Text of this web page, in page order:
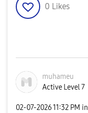
0 Likes
muhameu
Active Level 7
‎02-07-202611:32 PM in